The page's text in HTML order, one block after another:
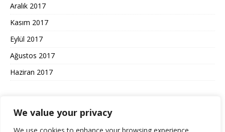
We value your privacy
Aralık 2017
Kasım 2017
Eylül 2017
Ağustos 2017
Haziran 2017
KULLANIM ŞARTLARI GIZLILIK